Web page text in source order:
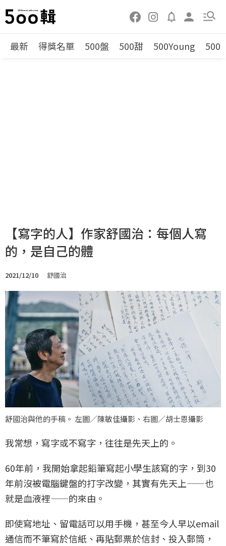
最新 得獎名單 500盤 500甜 500Young 500
【寫字的人】作家舒國治：每個人寫
的，是自己的體
2021/12/10 舒國治
舒國治與他的手稿。 左圖／陳敏佳攝影、右圖／胡士恩攝影
我常想，寫字或不寫字，往往是先天上的。
60年前，我開始拿起鉛筆寫起小學生該寫的字，到30
年前沒被電腦鍵盤的打字改變，其實有先天上——也
就是血液裡——的來由。
即使寫地址、留電話可以用手機，甚至今人早以email
通信而不筆寫於信紙、再貼郵票於信封、投入郵筒，